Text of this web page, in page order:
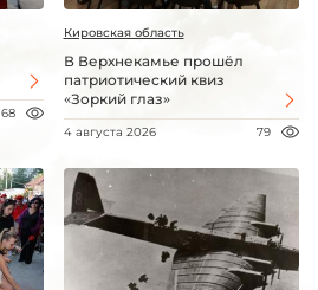
68
Кировская область
В Верхнекамье прошёл
патриотический квиз
«Зоркий глаз»
4 августа 2026 79